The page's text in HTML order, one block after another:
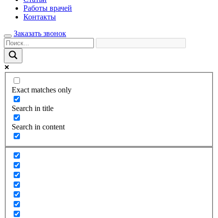
Работы врачей
Контакты
Заказать звонок
Exact matches only
Search in title
Search in content